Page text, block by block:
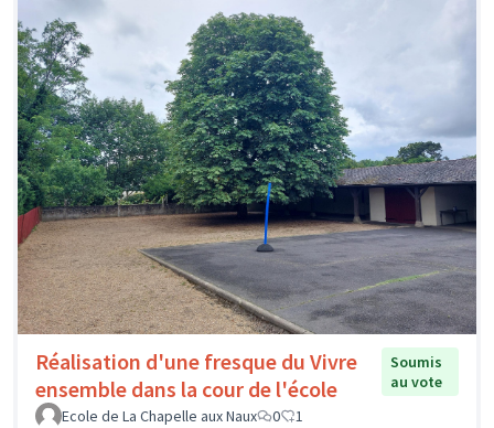
Réalisation d'une fresque du Vivre
ensemble dans la cour de l'école
Soumis
au vote
Ecole de La Chapelle aux Naux
0 1